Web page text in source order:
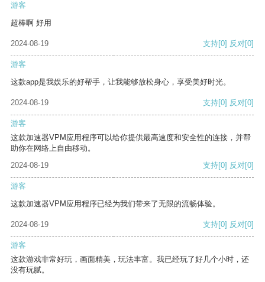
游客
超棒啊 好用
2024-08-19 支持[0] 反对[0]
游客
这款app是我娱乐的好帮手，让我能够放松身心，享受美好时光。
2024-08-19 支持[0] 反对[0]
游客
这款加速器VPM应用程序可以给你提供最高速度和安全性的连接，并帮
助你在网络上自由移动。
2024-08-19
支持[0] 反对[0]
游客
这款加速器VPM应用程序已经为我们带来了无限的流畅体验。
2024-08-19 支持[0] 反对[0]
游客
这款游戏非常好玩，画面精美，玩法丰富。我已经玩了好几个小时，还
没有玩腻。